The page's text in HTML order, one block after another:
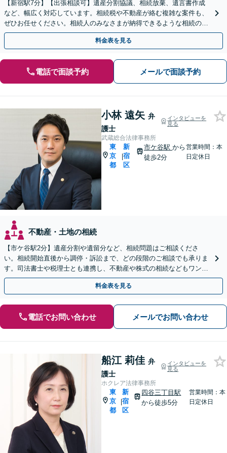
【新宿駅7分】【出張相談可】遺産分割協議、相続放棄、遺言書作成
など、幅広く対応しています。相続税や不動産が絡む複雑な案件も、
ぜひお任せください。相続人のみなさまが納得できるような相続の実
現に向け、誠心誠意対応いたします。【完全個室で対応】
料金表を見る
電話で面談予約 メールで面談予約
小林 遠矢 弁
護士
インタビューを
見る
武蔵総合法律事務所
東
京
都
|
新
宿
区
市ケ谷駅 から
徒歩2分
営業時間：本
日定休日
不動産・土地の相続
【市ケ谷駅2分】遺産分割や遺留分など、相続問題はご相談くださ
い。相続開始直後から調停・訴訟まで、どの段階のご相談でも承りま
す。司法書士や税理士とも連携し、不動産や株式の相続などもワンス
トップで対応可能。遺言書作成や事業承継のご相談にも対応
料金表を見る
電話でお問い合わせ メールでお問い合わせ
船江 莉佳 弁
護士
インタビューを
見る
ホクレア法律事務所
東
京
都
|
新
宿
区
四谷三丁目駅
から徒歩5分
営業時間：本
日定休日